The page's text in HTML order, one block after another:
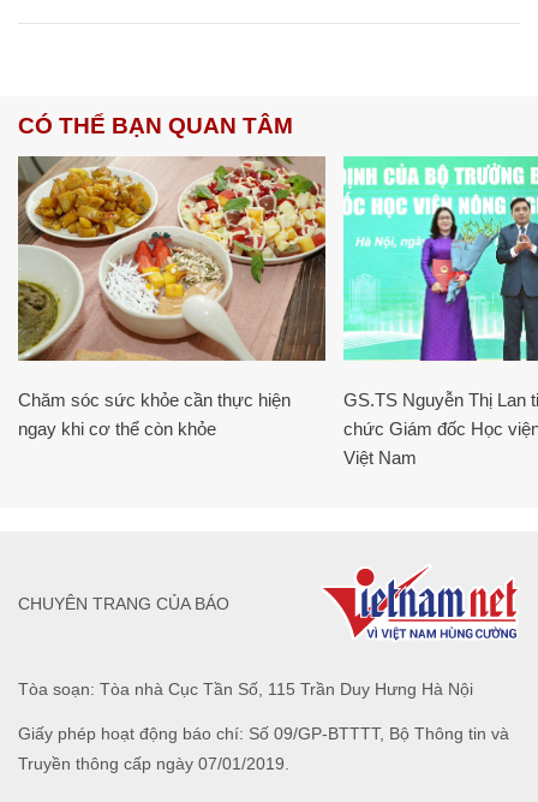
CÓ THỂ BẠN QUAN TÂM
Chăm sóc sức khỏe cần thực hiện
ngay khi cơ thể còn khỏe
GS.TS Nguyễn Thị Lan
chức Giám đốc Học
Việt Nam
Tòa soạn: Tòa nhà Cục Tần Số, 115 Trần Duy Hưng Hà Nội
Giấy phép hoạt động báo chí: Số 09/GP-BTTTT, Bộ Thông tin và
Truyền thông cấp ngày 07/01/2019.
CHUYÊN TRANG CỦA BÁO